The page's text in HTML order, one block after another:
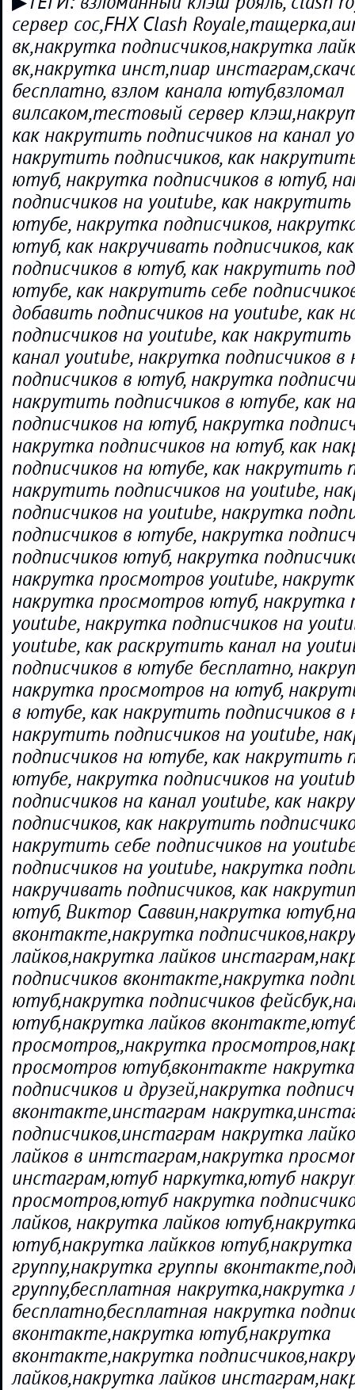
сервер coc,FHX Clash
вк,накрутка подписчиков,накрутка
вк,накрутка инст,пиар
бесплатно, взлом канала ютуб,взломал
вилсаком,тестовый сервер
как накрутить подписчиков на канал
накрутить подписчиков, как
ютуб, накрутка подписчиков в ютуб,
подписчиков на youtube, как накрутить
ютубе, накрутка подписчиков,
ютуб, как накручивать подписчиков,
подписчиков в ютуб, как накрутить
ютубе, как накрутить себе
добавить подписчиков на youtube, как
подписчиков на youtube, как накрутить
канал youtube, накрутка подписчиков
подписчиков в ютуб, накрутка
накрутить подписчиков в ютубе, как
подписчиков на ютуб, накрутка
накрутка подписчиков на ютуб, как
подписчиков на ютубе, как накрутить
накрутить подписчиков на youtube,
подписчиков на youtube, накрутка
подписчиков в ютубе, накрутка
подписчиков ютуб, накрутка
накрутка просмотров youtube,
накрутка просмотров ютуб, накрутка
youtube, накрутка подписчиков на
youtube, как раскрутить канал на
подписчиков в ютубе бесплатно,
накрутка просмотров на ютуб,
в ютубе, как накрутить подписчиков в
накрутить подписчиков на youtube,
подписчиков на ютубе, как накрутить
ютубе, накрутка подписчиков на
подписчиков на канал youtube, как
подписчиков, как накрутить
накрутить себе подписчиков на
подписчиков на youtube, накрутка
накручивать подписчиков, как
ютуб, Виктор Саввин,накрутка
вконтакте,накрутка
лайков,накрутка лайков
подписчиков вконтакте,накрутка
ютуб,накрутка подписчиков
ютуб,накрутка лайков
просмотров,,накрутка
просмотров ютуб,вконтакте накрутка
подписчиков и друзей,накрутка
вконтакте,инстаграм
подписчиков,инстаграм накрутка
лайков в интстаграм,накрутка
инстаграм,ютуб наркутка,ютуб
просмотров,ютуб накрутка
лайков, накрутка лайков
ютуб,накрутка лайкков ютуб,накрутка
группу,накрутка группы
группу,бесплатная накрутка,накрутка
бесплатно,бесплатная накрутка
вконтакте,накрутка ютуб,накрутка
вконтакте,накрутка
лайков,накрутка лайков